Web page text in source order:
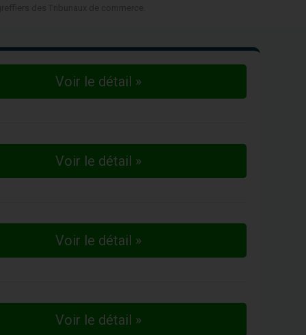
Voir le détail »
Voir le détail »
Voir le détail »
Voir le détail »